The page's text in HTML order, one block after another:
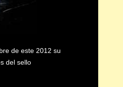
de este 2012 su
del sello